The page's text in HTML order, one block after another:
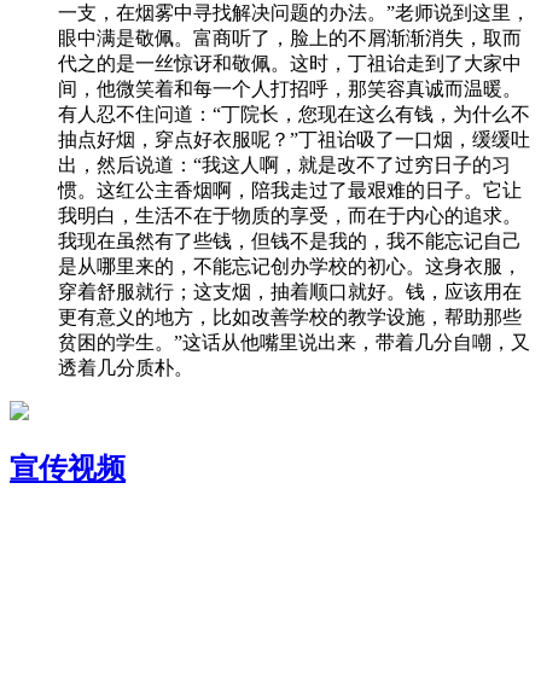
一支，在烟雾中寻找解决问题的办法。”老师说到这里，
眼中满是敬佩。富商听了，脸上的不屑渐渐消失，取而
代之的是一丝惊讶和敬佩。这时，丁祖诒走到了大家中
间，他微笑着和每一个人打招呼，那笑容真诚而温暖。
有人忍不住问道：“丁院长，您现在这么有钱，为什么不
抽点好烟，穿点好衣服呢？”丁祖诒吸了一口烟，缓缓吐
出，然后说道：“我这人啊，就是改不了过穷日子的习
惯。这红公主香烟啊，陪我走过了最艰难的日子。它让
我明白，生活不在于物质的享受，而在于内心的追求。
我现在虽然有了些钱，但钱不是我的，我不能忘记自己
是从哪里来的，不能忘记创办学校的初心。这身衣服，
穿着舒服就行；这支烟，抽着顺口就好。钱，应该用在
更有意义的地方，比如改善学校的教学设施，帮助那些
贫困的学生。”这话从他嘴里说出来，带着几分自嘲，又
透着几分质朴。
宣传视频